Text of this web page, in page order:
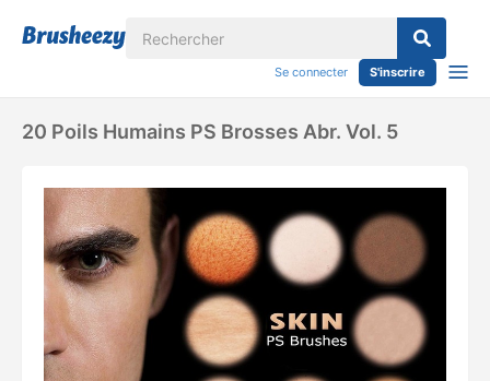
Se connecter S'inscrire
20 Poils Humains PS Brosses Abr. Vol. 5